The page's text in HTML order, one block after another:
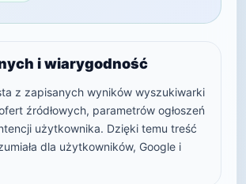
i wiarygodność
z zapisanych wyników wyszukiwarki
źródłowych, parametrów ogłoszeń
użytkownika. Dzięki temu treść
dla użytkowników, Google i